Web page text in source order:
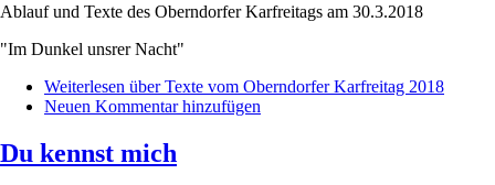
Ablauf und Texte des Oberndorfer Karfreitags am 30.3.2018
"Im Dunkel unsrer Nacht"
Weiterlesen über Texte vom Oberndorfer Karfreitag 2018
Neuen Kommentar hinzufügen
Du kennst mich